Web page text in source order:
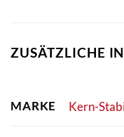
ZUSÄTZLICHE
MARKE Kern-